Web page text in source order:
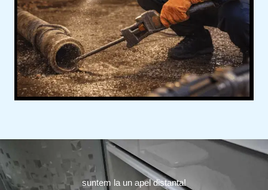
suntem la un apel distanta!